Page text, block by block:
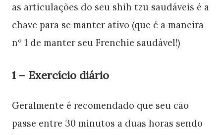
as articulações do seu shih tzu saudáveis ​​é a
chave para se manter ativo (que é a maneira
nº 1 de manter seu Frenchie saudável!)
1 – Exercício diário
Geralmente é recomendado que seu cão
passe entre 30 minutos a duas horas sendo